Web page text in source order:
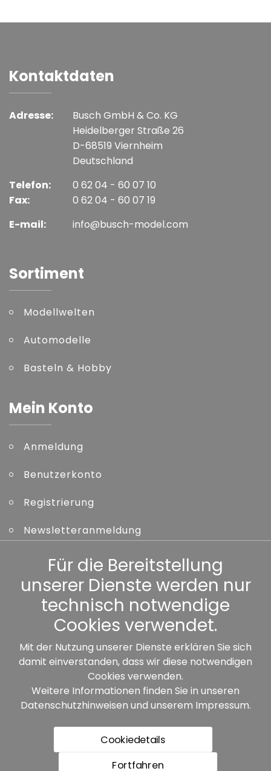
Kontaktdaten
Adresse:
Busch GmbH & Co. KG
Heidelberger Straße 26
D-68519 Viernheim
Deutschland
Telefon:
Fax:
0 62 04 - 60 07 10
0 62 04 - 60 07 19
E-mail:
info@busch-model.com
Sortiment
Modellwelten
Automodelle
Basteln & Hobby
Mein Konto
Anmeldung
Benutzerkonto
Registrierung
Newsletteranmeldung
Kennwort vergessen
Sonstiges
Unsere Partner:
Für die Bereitstellung
unserer Dienste werden nur
technisch notwendige
Cookies verwendet.
Mit der Nutzung unserer Dienste erklären Sie sich
damit einverstanden, dass wir diese notwendigen
Cookies verwenden.
Weitere Informationen finden Sie in unseren
Datenschutzhinweisen und unserem Impressum.
Cookiedetails
Fortfahren